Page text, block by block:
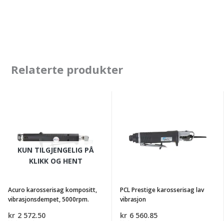
Relaterte produkter
kompositt,
vibrasjonsdempet,
5000rpm.
KUN TILGJENGELIG PÅ
KLIKK OG HENT
Acuro karosserisag kompositt,
vibrasjonsdempet, 5000rpm.
kr 2 572.50
karosserisag
lav
PCL Prestige karosserisag lav
vibrasjon
kr 6 560.85